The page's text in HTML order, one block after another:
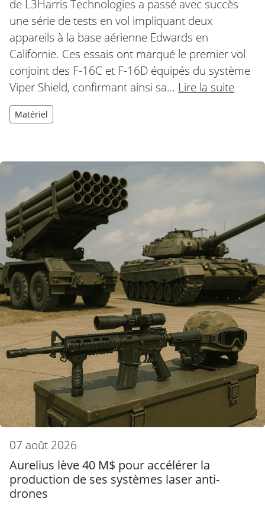
de L3Harris Technologies a passé avec succès
une série de tests en vol impliquant deux
appareils à la base aérienne Edwards en
Californie. Ces essais ont marqué le premier vol
conjoint des F-16C et F-16D équipés du système
Viper Shield, confirmant ainsi sa… Lire la suite
Matériel
07 août 2026
Aurelius lève 40 M$ pour accélérer la
production de ses systèmes laser anti-
drones